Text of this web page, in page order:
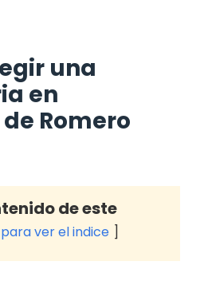
una
en
Romero
de este
ver el indice